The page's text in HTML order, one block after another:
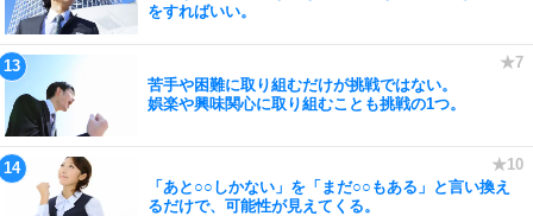
をすればいい。
苦手や困難に取り組むだけが挑戦ではない。
娯楽や興味関心に取り組むことも挑戦の1つ。
「あと○○しかない」を「まだ○○もある」と言い換え
るだけで、可能性が見えてくる。